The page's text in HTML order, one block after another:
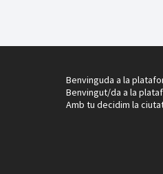
Benvinguda a la
Benvingut/da a la
Amb tu decidim la